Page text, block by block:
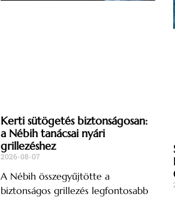
Kerti sütögetés biztonságosan:
a Nébih tanácsai nyári
grillezéshez
2026-08-07
A Nébih összegyűjtötte a
biztonságos grillezés legfontosabb